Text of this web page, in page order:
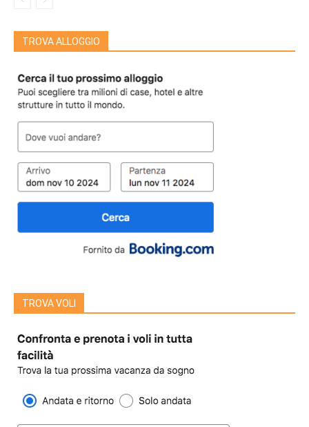
TROVA ALLOGGIO
TROVA VOLI